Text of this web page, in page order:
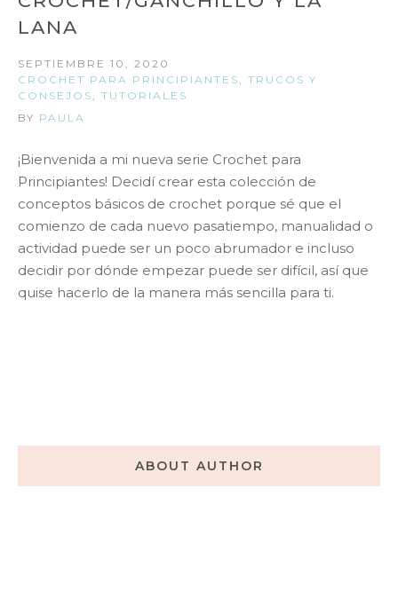
LANA
SEPTIEMBRE 10, 2020
CROCHET PARA PRINCIPIANTES
TRUCOS Y
CONSEJOS
TUTORIALES
BY PAULA
¡Bienvenida a mi nueva serie Crochet para
Principiantes! Decidí crear esta colección de
conceptos básicos de crochet porque sé que el
comienzo de cada nuevo pasatiempo, manualidad o
actividad puede ser un poco abrumador e incluso
decidir por dónde empezar puede ser difícil, así que
quise hacerlo de la manera más sencilla para ti.
ABOUT AUTHOR